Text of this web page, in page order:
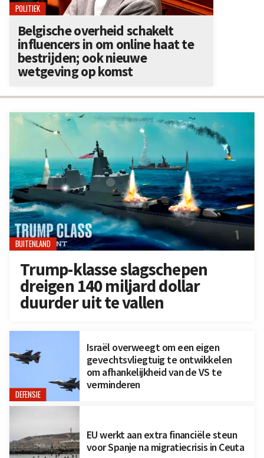
BUITENLAND
Trump-klasse slagschepen
dreigen 140 miljard dollar
duurder uit te vallen
DEFENSIE
Israël overweegt om een eigen
gevechtsvliegtuig te ontwikkelen
om afhankelijkheid van de VS te
verminderen
EU werkt aan extra financiële steun
voor Spanje na migratiecrisis in Ceuta
POLITIEK
Belgische overheid schakelt
influencers in om online haat te
bestrijden; ook nieuwe
wetgeving op komst